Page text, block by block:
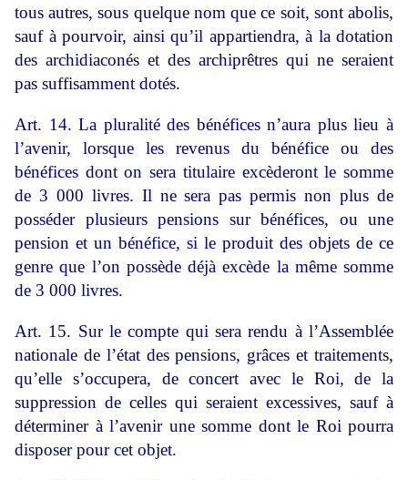
tous autres, sous quelque nom que ce soit, sont abolis,
sauf à pourvoir, ainsi qu’il appartiendra, à la dotation
des archidiaconés et des archiprêtres qui ne seraient
pas suffisamment dotés.
Art. 14. La pluralité des bénéfices n’aura plus lieu à
l’avenir, lorsque les revenus du bénéfice ou des
bénéfices dont on sera titulaire excèderont le somme
de 3 000 livres. Il ne sera pas permis non plus de
posséder plusieurs pensions sur bénéfices, ou une
pension et un bénéfice, si le produit des objets de ce
genre que l’on possède déjà excède la même somme
de 3 000 livres.
Art. 15. Sur le compte qui sera rendu à l’Assemblée
nationale de l’état des pensions, grâces et traitements,
qu’elle s’occupera, de concert avec le Roi, de la
suppression de celles qui seraient excessives, sauf à
déterminer à l’avenir une somme dont le Roi pourra
disposer pour cet objet.